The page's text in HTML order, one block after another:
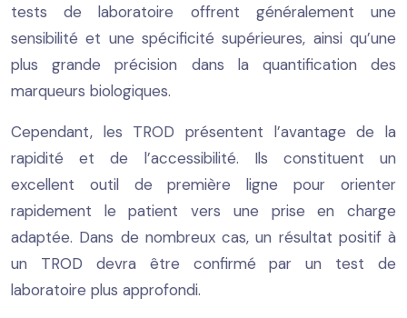
tests de laboratoire offrent généralement une
sensibilité et une spécificité supérieures, ainsi qu’une
plus grande précision dans la quantification des
marqueurs biologiques.
Cependant, les TROD présentent l’avantage de la
rapidité et de l’accessibilité. Ils constituent un
excellent outil de première ligne pour orienter
rapidement le patient vers une prise en charge
adaptée. Dans de nombreux cas, un résultat positif à
un TROD devra être confirmé par un test de
laboratoire plus approfondi.